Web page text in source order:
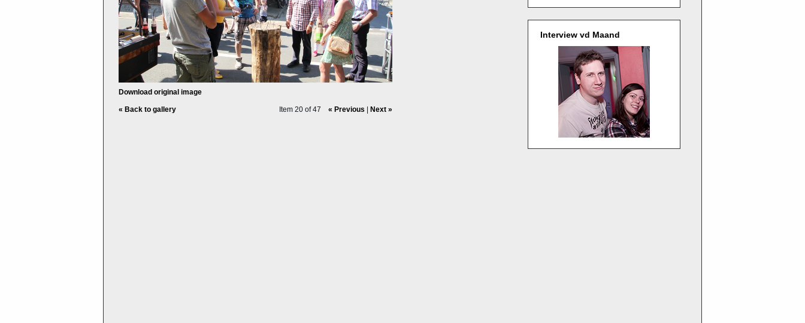
Download original image
« Back to gallery Item 20 of 47 « Previous |Next »
Interview vd Maand